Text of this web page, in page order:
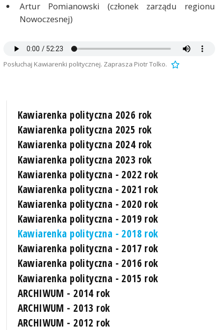
Artur Pomianowski (członek zarządu regionu
Nowoczesnej)
Posłuchaj Kawiarenki politycznej. Zaprasza Piotr Tolko.
Kawiarenka polityczna 2026 rok
Kawiarenka polityczna 2025 rok
Kawiarenka polityczna 2024 rok
Kawiarenka polityczna 2023 rok
Kawiarenka polityczna - 2022 rok
Kawiarenka polityczna - 2021 rok
Kawiarenka polityczna - 2020 rok
Kawiarenka polityczna - 2019 rok
Kawiarenka polityczna - 2018 rok
Kawiarenka polityczna - 2017 rok
Kawiarenka polityczna - 2016 rok
Kawiarenka polityczna - 2015 rok
ARCHIWUM - 2014 rok
ARCHIWUM - 2013 rok
ARCHIWUM - 2012 rok